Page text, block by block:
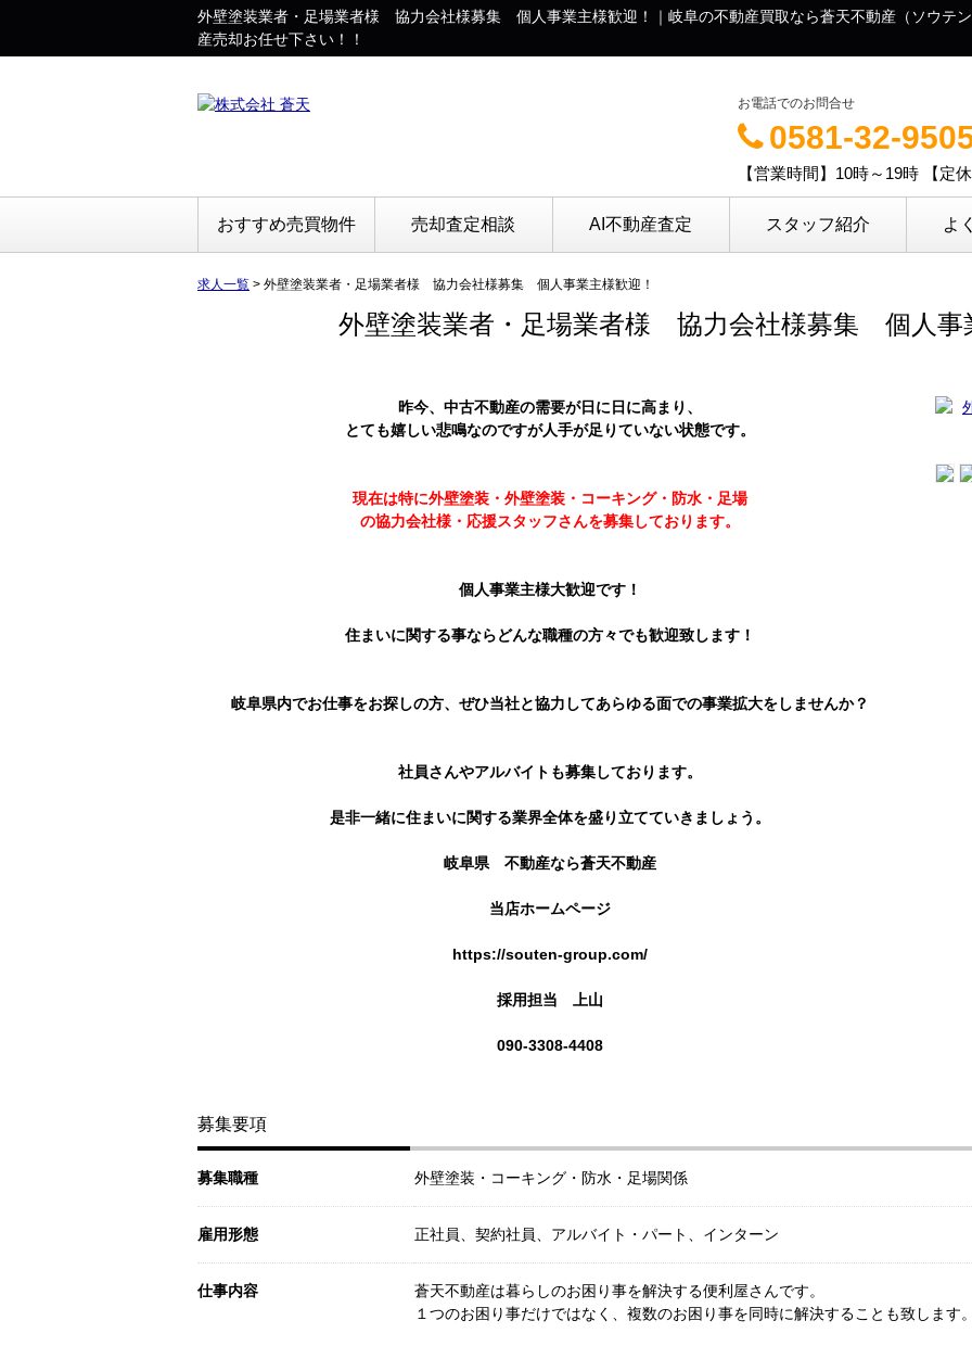
外壁塗装業者・足場業者様 協力会社様募集 個人事業主様歓迎！｜岐阜の不動産買取なら蒼天不動産（ソウテ
産売却お任せ下さい！！
お電話でのお問合せ
0581-32-
【営業時間】10時～19時 【定
おすすめ売買物件 売却査定相談 AI不動産査定 スタッフ紹介 よ
求人一覧 > 外壁塗装業者・足場業者様 協力会社様募集 個人事業主様歓迎！
外壁塗装業者・足場業者様 協力会社様募集 個人事
昨今、中古不動産の需要が日に日に高まり、
とても嬉しい悲鳴なのですが人手が足りていない状態です。
現在は特に外壁塗装・外壁塗装・コーキング・防水・足場
の協力会社様・応援スタッフさんを募集しております。
個人事業主様大歓迎です！
住まいに関する事ならどんな職種の方々でも歓迎致します！
岐阜県内でお仕事をお探しの方、ぜひ当社と協力してあらゆる面での事業拡大をしませんか？
社員さんやアルバイトも募集しております。
是非一緒に住まいに関する業界全体を盛り立てていきましょう。
岐阜県 不動産なら蒼天不動産
当店ホームページ
https://souten-group.com/
採用担当 上山
090-3308-4408
募集要項
募集職種 外壁塗装・コーキング・防水・足場関係
雇用形態 正社員、契約社員、アルバイト・パート、インターン
仕事内容
蒼天不動産は暮らしのお困り事を解決する便利屋さんです。
１つのお困り事だけではなく、複数のお困り事を同時に解決することも致します。